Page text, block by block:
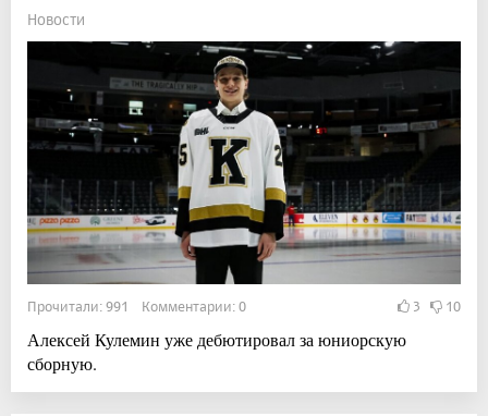
Новости
Прочитали: 991 Комментарии: 0 3 10
Алексей Кулемин уже дебютировал за юниорскую
сборную.